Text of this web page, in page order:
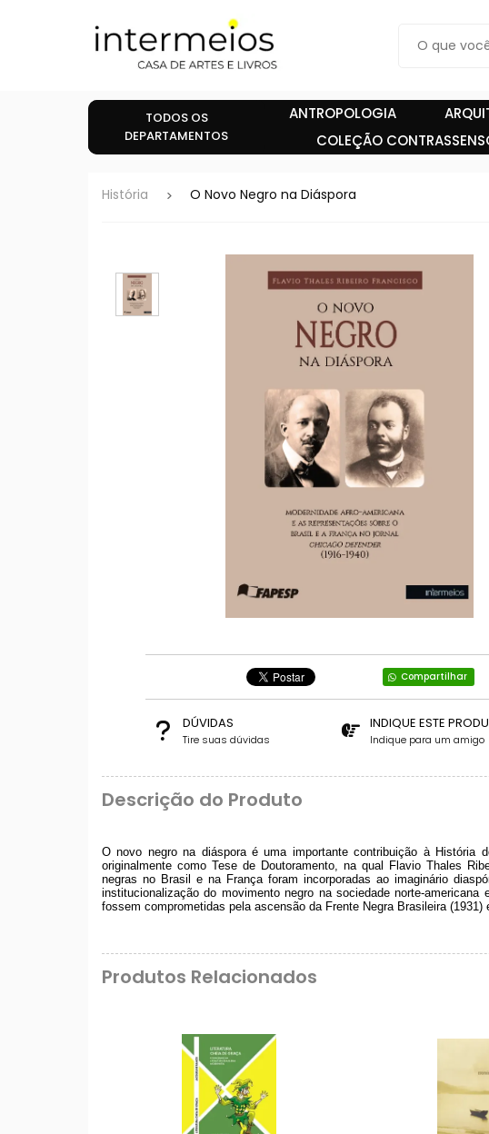
TODOS OS
DEPARTAMENTOS
ANTROPOLOGIA
COLEÇÃO
História O Novo Negro na Diáspora
Compartilhar
DÚVIDAS
Tire suas dúvidas
INDIQUE ESTE
Indique para um amigo
Descrição do Produto
O novo negro na diáspora é uma importante contribuição à
originalmente como Tese de Doutoramento, na qual Flavio Thales
negras no Brasil e na França foram incorporadas ao imaginário
institucionalização do movimento negro na sociedade norte-
fossem comprometidas pela ascensão da Frente Negra Brasileira
Produtos Relacionados